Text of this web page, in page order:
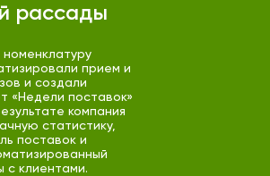
рассады
прием и
и создали
«Недели поставок»
компания
статистику,
поставок и
с клиентами.